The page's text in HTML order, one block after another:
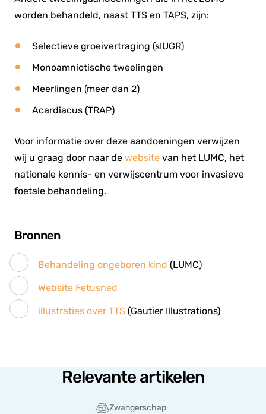
worden behandeld, naast TTS en TAPS, zijn:
Selectieve groeivertraging (sIUGR)
Monoamniotische tweelingen
Meerlingen (meer dan 2)
Acardiacus (TRAP)
Voor informatie over deze aandoeningen verwijzen
wij u graag door naar de website van het LUMC, het
nationale kennis- en verwijscentrum voor invasieve
foetale behandeling.
Bronnen
Behandeling ongeboren kind (LUMC)
Website Fetusned
illustraties over TTS (Gautier Illustrations)
Relevante artikelen
Zwangerschap